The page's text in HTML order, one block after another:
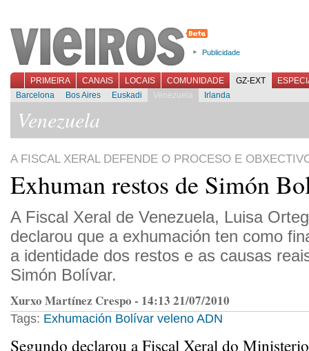
Publicidade
PRIMEIRA CANAIS LOCAIS COMUNIDADE GZ-EXT
Barcelona
Bos Aires Euskadi Venezuela Irlanda
Venezuela
A FISCAL XERAL DEFENDE O PROCESO E
Exhuman restos de Simón
A Fiscal Xeral de Venezuela, Luisa
declarou que a exhumación ten como
a identidade dos restos e as causas
Simón Bolívar.
Xurxo Martínez Crespo - 14:13 21/07/2010
Tags: Exhumación Bolívar veleno ADN
Segundo declarou a Fiscal Xeral do